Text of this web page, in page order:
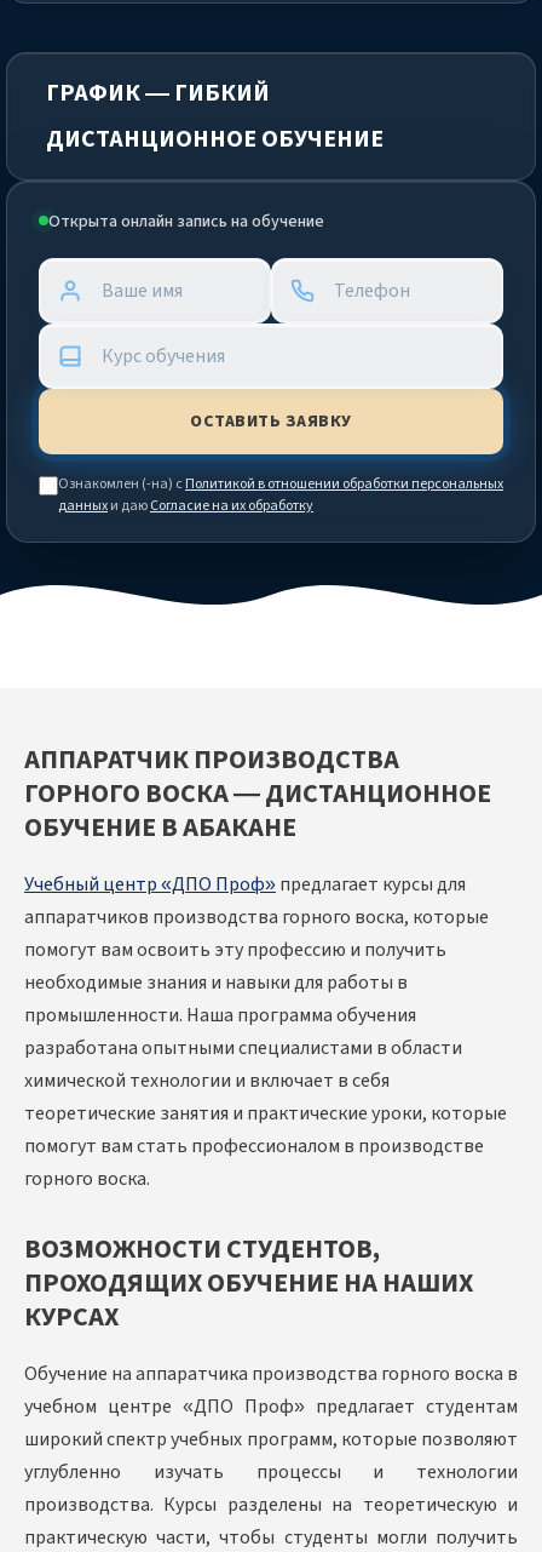
Открыта онлайн запись на обучение
Ознакомлен (-на) сПолитикой в отношении обработки персональных
данныхи даюСогласие на их обработку
ГРАФИК — ГИБКИЙ
ДИСТАНЦИОННОЕ ОБУЧЕНИЕ
АППАРАТЧИК ПРОИЗВОДСТВА
ГОРНОГО ВОСКА — ДИСТАНЦИОННОЕ
ОБУЧЕНИЕ В АБАКАНЕ
Учебный центр «ДПО Проф»предлагает курсы для
аппаратчиков производства горного воска, которые
помогут вам освоить эту профессию и получить
необходимые знания и навыки для работы в
промышленности. Наша программа обучения
разработана опытными специалистами в области
химической технологии и включает в себя
теоретические занятия и практические уроки, которые
помогут вам стать профессионалом в производстве
горного воска.
ВОЗМОЖНОСТИ СТУДЕНТОВ,
ПРОХОДЯЩИХ ОБУЧЕНИЕ НА НАШИХ
КУРСАХ
Обучение на аппаратчика производства горного воска в
учебном центре «ДПО Проф» предлагает студентам
широкий спектр учебных программ, которые позволяют
углубленно изучать процессы и технологии
производства. Курсы разделены на теоретическую и
практическую части, чтобы студенты могли получить